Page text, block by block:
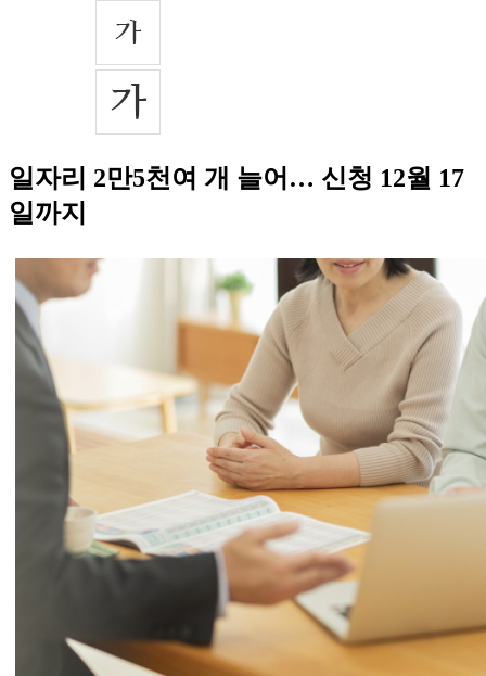
일자리 2만5천여 개 늘어… 신청 12월 17
일까지